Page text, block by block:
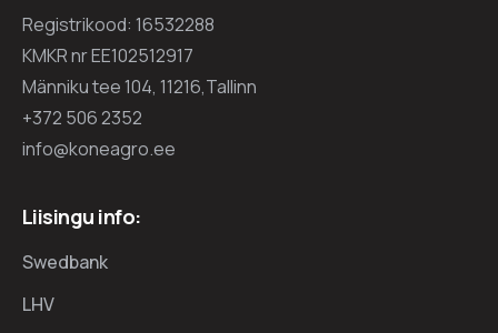
Registrikood: 16532288
KMKR nr EE102512917
Männiku tee 104, 11216,Tallinn
+372 506 2352
info@koneagro.ee
Liisingu info:
Swedbank
LHV